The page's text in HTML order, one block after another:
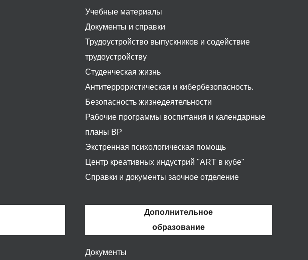
Учебные материалы
Документы и справки
Трудоустройство выпускников и содействие
трудоустройству
Студенческая жизнь
Антитеррористическая и кибербезопасность.
Безопасность жизнедеятельности
Рабочие программы воспитания и календарные
планы ВР
Экстренная психологическая помощь
Центр креативных индустрий "ART в кубе"
Справки и документы заочное отделение
Дополнительное
образование
Документы